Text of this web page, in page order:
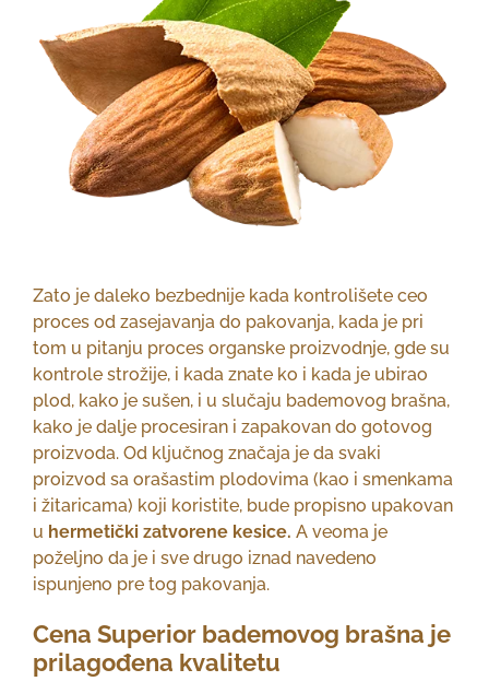
Zato je daleko bezbednije kada kontrolišete ceo
proces od zasejavanja do pakovanja, kada je pri
tom u pitanju proces organske proizvodnje, gde su
kontrole strožije, i kada znate ko i kada je ubirao
plod, kako je sušen, i u slučaju bademovog brašna,
kako je dalje procesiran i zapakovan do gotovog
proizvoda. Od ključnog značaja je da svaki
proizvod sa orašastim plodovima (kao i smenkama
i žitaricama) koji koristite, bude propisno upakovan
u hermetički zatvorene kesice. A veoma je
poželjno da je i sve drugo iznad navedeno
ispunjeno pre tog pakovanja.
Cena Superior bademovog brašna je
prilagođena kvalitetu